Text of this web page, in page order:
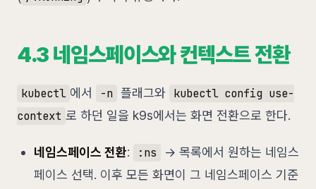
4.3 네임스페이스와 컨텍스트 전환
kubectl 에서 -n 플래그와 kubectl config use-
context 로 하던 일을 k9s에서는 화면 전환으로 한다.
네임스페이스 전환: :ns
→ 목록에서 원하는 네임스
페이스 선택. 이후 모든 화면이 그 네임스페이스 기준